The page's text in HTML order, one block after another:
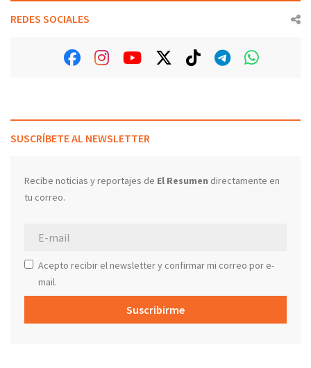
REDES SOCIALES
SUSCRÍBETE AL NEWSLETTER
Recibe noticias y reportajes de El Resumen directamente en
tu correo.
Acepto recibir el newsletter y confirmar mi correo por e-
mail.
Suscribirme